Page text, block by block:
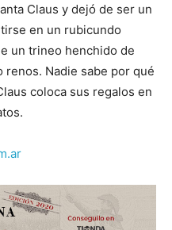
Claus y dejó de ser un
en un rubicundo
un trineo henchido de
Nadie sabe por qué
coloca sus regalos en